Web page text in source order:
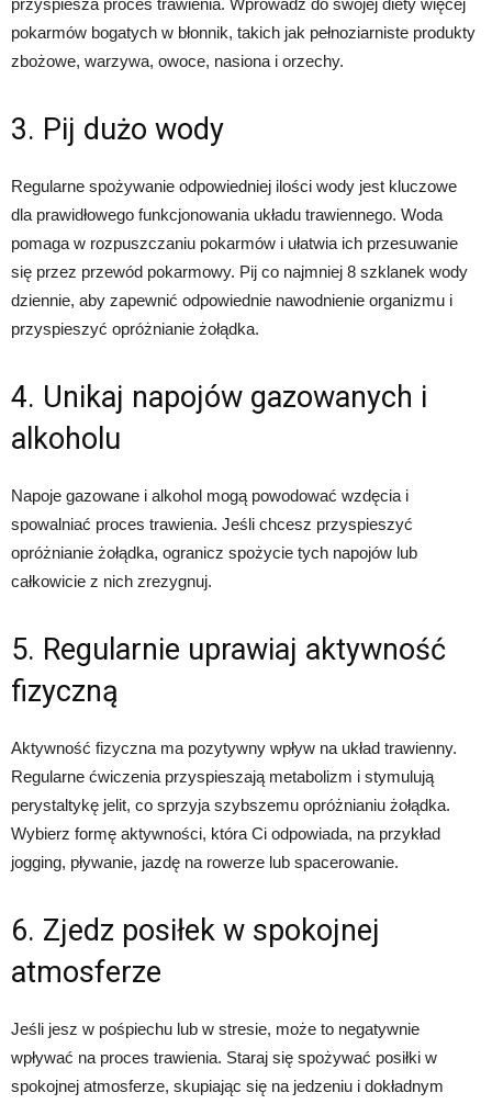
przyspiesza proces trawienia. Wprowadź do swojej diety więcej
pokarmów bogatych w błonnik, takich jak pełnoziarniste produkty
zbożowe, warzywa, owoce, nasiona i orzechy.
3. Pij dużo wody
Regularne spożywanie odpowiedniej ilości wody jest kluczowe
dla prawidłowego funkcjonowania układu trawiennego. Woda
pomaga w rozpuszczaniu pokarmów i ułatwia ich przesuwanie
się przez przewód pokarmowy. Pij co najmniej 8 szklanek wody
dziennie, aby zapewnić odpowiednie nawodnienie organizmu i
przyspieszyć opróżnianie żołądka.
4. Unikaj napojów gazowanych i
alkoholu
Napoje gazowane i alkohol mogą powodować wzdęcia i
spowalniać proces trawienia. Jeśli chcesz przyspieszyć
opróżnianie żołądka, ogranicz spożycie tych napojów lub
całkowicie z nich zrezygnuj.
5. Regularnie uprawiaj aktywność
fizyczną
Aktywność fizyczna ma pozytywny wpływ na układ trawienny.
Regularne ćwiczenia przyspieszają metabolizm i stymulują
perystaltykę jelit, co sprzyja szybszemu opróżnianiu żołądka.
Wybierz formę aktywności, która Ci odpowiada, na przykład
jogging, pływanie, jazdę na rowerze lub spacerowanie.
6. Zjedz posiłek w spokojnej
atmosferze
Jeśli jesz w pośpiechu lub w stresie, może to negatywnie
wpływać na proces trawienia. Staraj się spożywać posiłki w
spokojnej atmosferze, skupiając się na jedzeniu i dokładnym